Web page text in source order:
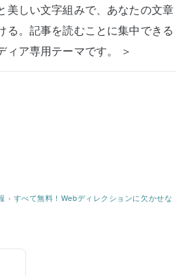
美しい文字組みで、あなたの文章
る。記事を読むことに集中できる
ィア専用テーマです。 ＞
› すべて無料！Webディレクションに欠かせな